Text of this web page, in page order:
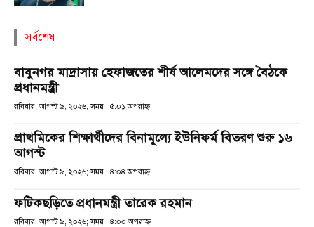
সর্বশেষ
বাবুনগর মাদ্রাসায় হেফাজতের শীর্ষ আলেমদের সঙ্গে বৈঠকে
প্রধানমন্ত্রী
রবিবার, আগস্ট ৯, ২০২৬; সময় : ৫:০১ অপরাহ্ণ
প্রাথমিকের শিক্ষার্থীদের বিনামূল্যে ইউনিফর্ম বিতরণ শুরু ১৬
আগস্ট
রবিবার, আগস্ট ৯, ২০২৬; সময় : ৪:০৪ অপরাহ্ণ
ফটিকছড়িতে প্রধানমন্ত্রী তারেক রহমান
রবিবার, আগস্ট ৯, ২০২৬; সময় : ৪:০০ অপরাহ্ণ